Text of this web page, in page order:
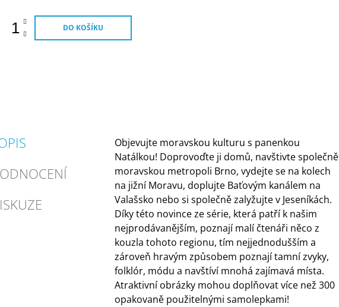
DO KOŠÍKU
Objevujte moravskou kulturu s panenkou
Natálkou! Doprovoďte ji domů, navštivte společně
moravskou metropoli Brno, vydejte se na kolech
na jižní Moravu, doplujte Baťovým kanálem na
Valašsko nebo si společně zalyžujte v Jeseníkách.
Díky této novince ze série, která patří k našim
nejprodávanějším, poznají malí čtenáři něco z
kouzla tohoto regionu, tím nejjednodušším a
zároveň hravým způsobem poznají tamní zvyky,
folklór, módu a navštíví mnohá zajímavá místa.
Atraktivní obrázky mohou doplňovat více než 300
opakovaně použitelnými samolepkami!